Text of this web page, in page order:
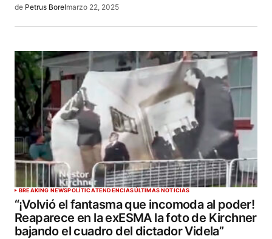
de Petrus Borelmarzo 22, 2025
BREAKING NEWSPOLÍTICATENDENCIASÚLTIMAS NOTICIAS
“¡Volvió el fantasma que incomoda al poder!
Reaparece en la exESMA la foto de Kirchner
bajando el cuadro del dictador Videla”